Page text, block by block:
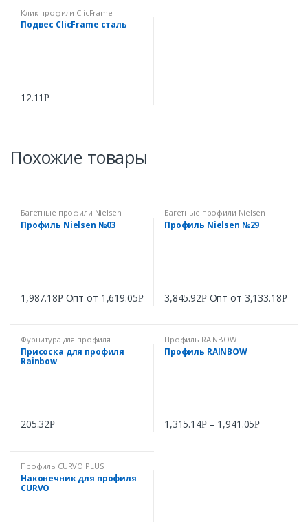
Клик профили ClicFrame
Подвес ClicFrame сталь
12.11Р
Похожие товары
Багетные профили Nielsen
Профиль Nielsen №03
1,987.18РОпт от 1,619.05Р
Багетные профили Nielsen
Профиль Nielsen №29
3,845.92РОпт от 3,133.18Р
Фурнитура для профиля
RAINBOW
Присоска для профиля
Rainbow
205.32Р
Профиль RAINBOW
Профиль RAINBOW
1,315.14Р– 1,941.05Р
Профиль CURVO PLUS
Наконечник для профиля
CURVO